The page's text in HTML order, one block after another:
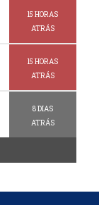
15 HORAS
ATRÁS
15 HORAS
ATRÁS
8 DIAS
ATRÁS